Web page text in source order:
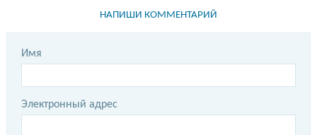
НАПИШИ КОММЕНТАРИЙ
Имя
Электронный адрес